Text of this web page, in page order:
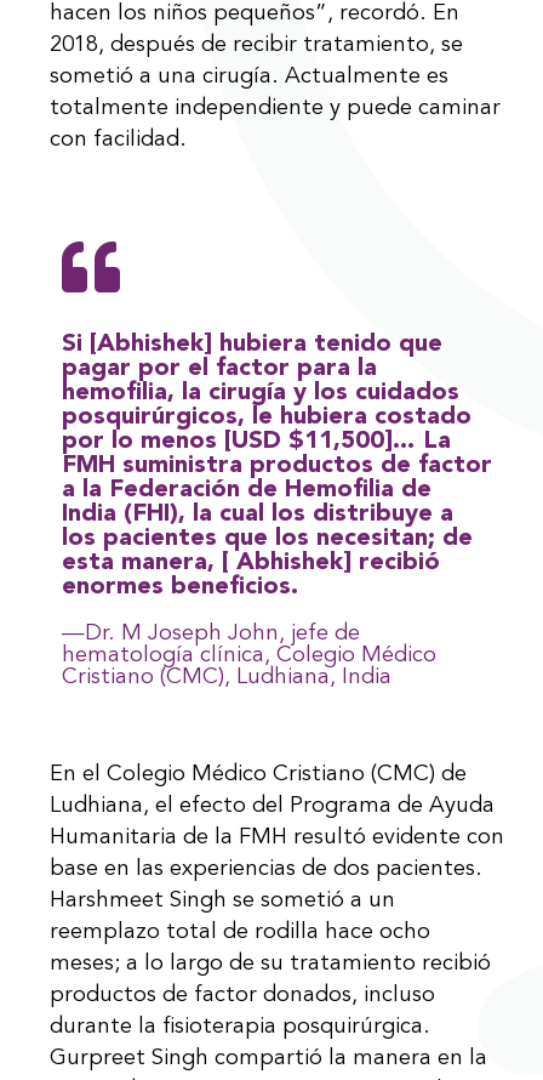
hacen los niños pequeños”, recordó. En
2018, después de recibir tratamiento, se
sometió a una cirugía. Actualmente es
totalmente independiente y puede caminar
con facilidad.
Si [Abhishek] hubiera tenido que
pagar por el factor para la
hemofilia, la cirugía y los cuidados
posquirúrgicos, le hubiera costado
por lo menos [USD $11,500]… La
FMH suministra productos de factor
a la Federación de Hemofilia de
India (FHI), la cual los distribuye a
los pacientes que los necesitan; de
esta manera, [ Abhishek] recibió
enormes beneficios.
—Dr. M Joseph John, jefe de
hematología clínica, Colegio Médico
Cristiano (CMC), Ludhiana, India
En el Colegio Médico Cristiano (CMC) de
Ludhiana, el efecto del Programa de Ayuda
Humanitaria de la FMH resultó evidente con
base en las experiencias de dos pacientes.
Harshmeet Singh se sometió a un
reemplazo total de rodilla hace ocho
meses; a lo largo de su tratamiento recibió
productos de factor donados, incluso
durante la fisioterapia posquirúrgica.
Gurpreet Singh compartió la manera en la